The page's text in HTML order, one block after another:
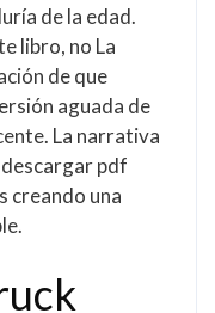
de la edad.
libro, no La
de que
aguada de
La narrativa
pdf
creando una